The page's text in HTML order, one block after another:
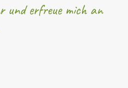
erfreue mich an